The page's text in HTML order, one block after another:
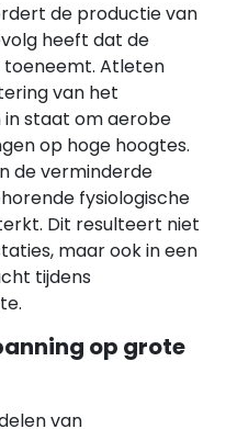
de productie van
heeft dat de
Atleten
van het
in staat om aerobe
op hoge hoogtes.
de verminderde
fysiologische
Dit resulteert niet
maar ook in een
tijdens
op grote
van